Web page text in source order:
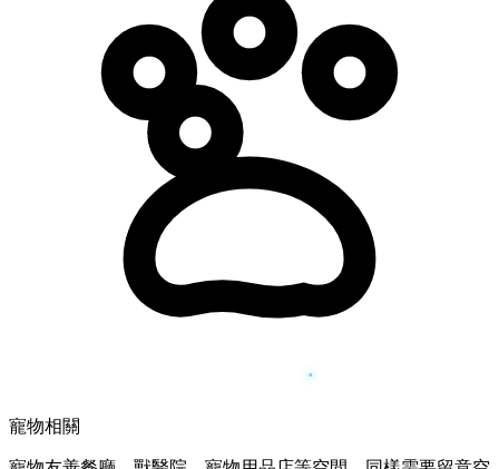
寵物相關